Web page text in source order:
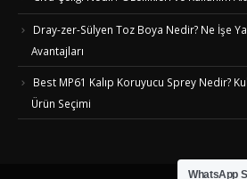
Dray-zer-Sülyen Toz Boya Nedir? Ne İşe
Avantajları
Best MP61 Kalıp Koruyucu Sprey Nedir?
Ürün Seçimi
WhatsApp